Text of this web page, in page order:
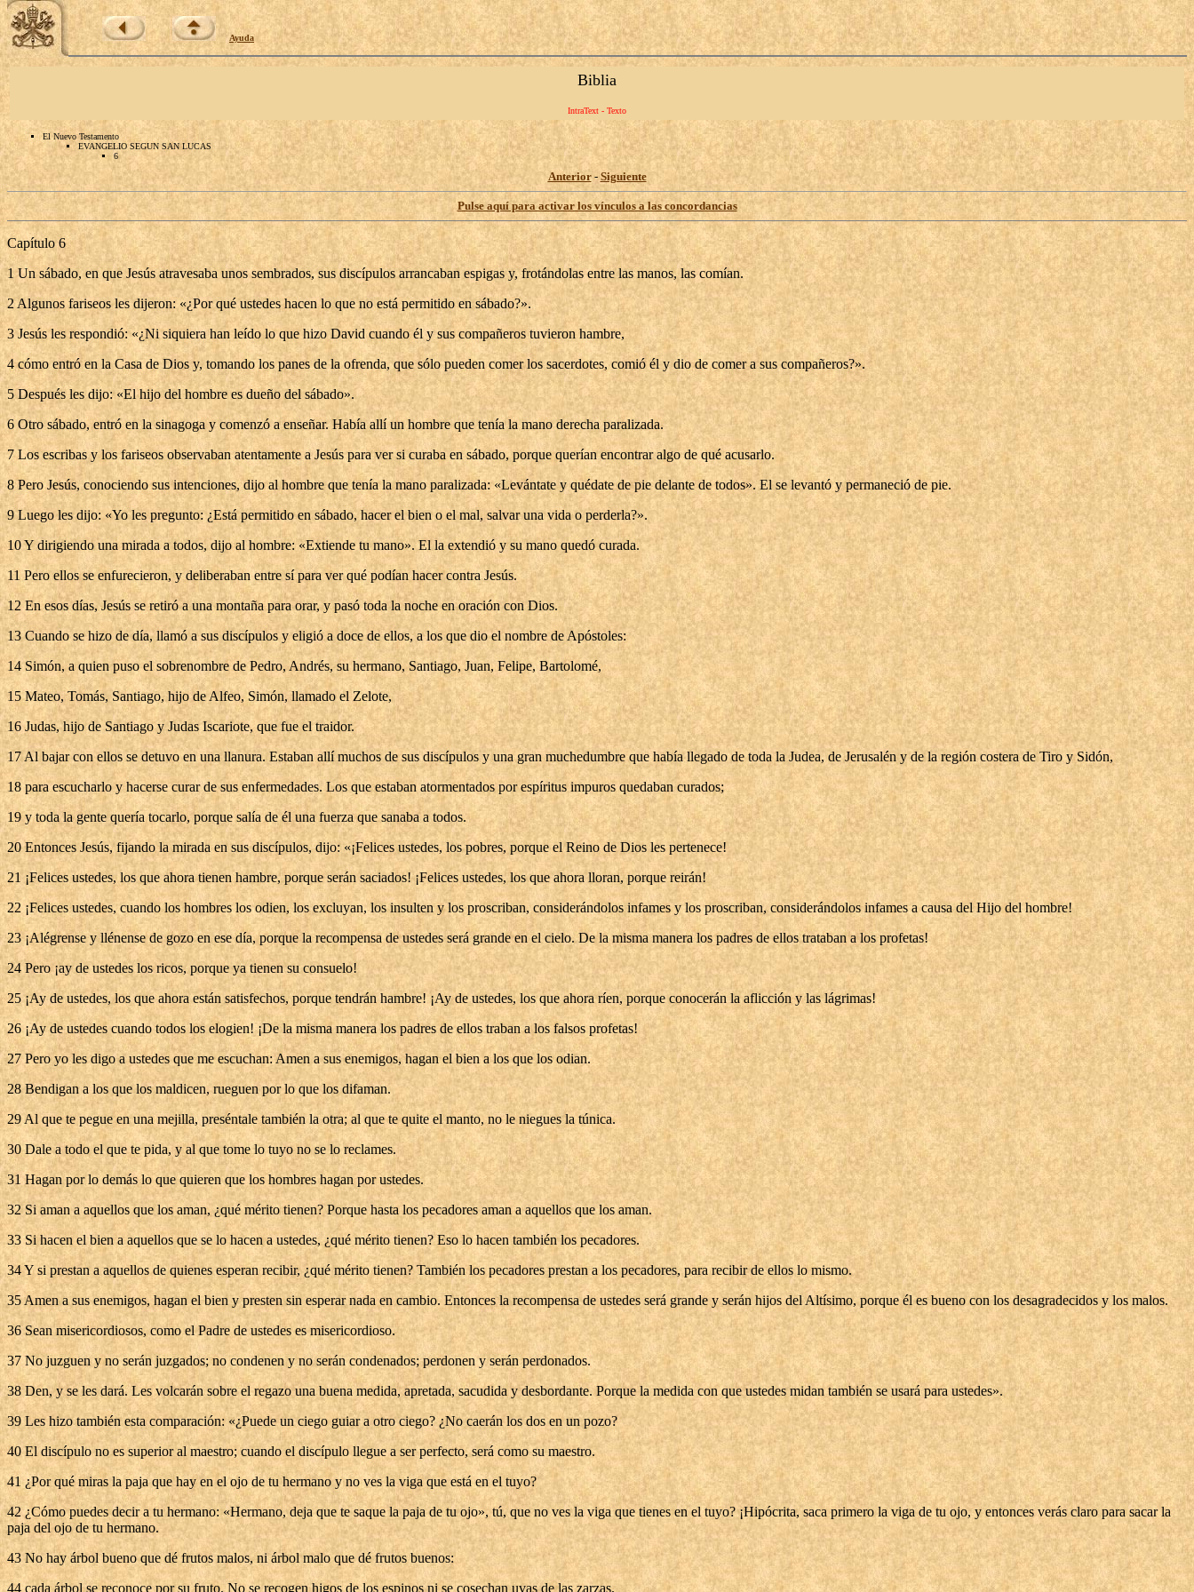
Ayuda
Biblia
IntraText - Texto
El Nuevo Testamento
EVANGELIO SEGUN SAN LUCAS
6
Anterior- Siguiente
Pulse aquí para activar los vínculos a las concordancias
Capítulo 6
1 Un sábado, en que Jesús atravesaba unos sembrados, sus discípulos arrancaban espigas y, frotándolas entre las manos, las comían.
2 Algunos fariseos les dijeron: «¿Por qué ustedes hacen lo que no está permitido en sábado?».
3 Jesús les respondió: «¿Ni siquiera han leído lo que hizo David cuando él y sus compañeros tuvieron hambre,
4 cómo entró en la Casa de Dios y, tomando los panes de la ofrenda, que sólo pueden comer los sacerdotes, comió él y dio de comer a sus compañeros?».
5 Después les dijo: «El hijo del hombre es dueño del sábado».
6 Otro sábado, entró en la sinagoga y comenzó a enseñar. Había allí un hombre que tenía la mano derecha paralizada.
7 Los escribas y los fariseos observaban atentamente a Jesús para ver si curaba en sábado, porque querían encontrar algo de qué acusarlo.
8 Pero Jesús, conociendo sus intenciones, dijo al hombre que tenía la mano paralizada: «Levántate y quédate de pie delante de todos». El se levantó y permaneció de pie.
9 Luego les dijo: «Yo les pregunto: ¿Está permitido en sábado, hacer el bien o el mal, salvar una vida o perderla?».
10 Y dirigiendo una mirada a todos, dijo al hombre: «Extiende tu mano». El la extendió y su mano quedó curada.
11 Pero ellos se enfurecieron, y deliberaban entre sí para ver qué podían hacer contra Jesús.
12 En esos días, Jesús se retiró a una montaña para orar, y pasó toda la noche en oración con Dios.
13 Cuando se hizo de día, llamó a sus discípulos y eligió a doce de ellos, a los que dio el nombre de Apóstoles:
14 Simón, a quien puso el sobrenombre de Pedro, Andrés, su hermano, Santiago, Juan, Felipe, Bartolomé,
15 Mateo, Tomás, Santiago, hijo de Alfeo, Simón, llamado el Zelote,
16 Judas, hijo de Santiago y Judas Iscariote, que fue el traidor.
17 Al bajar con ellos se detuvo en una llanura. Estaban allí muchos de sus discípulos y una gran muchedumbre que había llegado de toda la Judea, de Jerusalén y de la región costera de Tiro y Sidón,
18 para escucharlo y hacerse curar de sus enfermedades. Los que estaban atormentados por espíritus impuros quedaban curados;
19 y toda la gente quería tocarlo, porque salía de él una fuerza que sanaba a todos.
20 Entonces Jesús, fijando la mirada en sus discípulos, dijo: «¡Felices ustedes, los pobres, porque el Reino de Dios les pertenece!
21 ¡Felices ustedes, los que ahora tienen hambre, porque serán saciados! ¡Felices ustedes, los que ahora lloran, porque reirán!
22 ¡Felices ustedes, cuando los hombres los odien, los excluyan, los insulten y los proscriban, considerándolos infames y los proscriban, considerándolos infames a causa del Hijo del hombre!
23 ¡Alégrense y llénense de gozo en ese día, porque la recompensa de ustedes será grande en el cielo. De la misma manera los padres de ellos trataban a los profetas!
24 Pero ¡ay de ustedes los ricos, porque ya tienen su consuelo!
25 ¡Ay de ustedes, los que ahora están satisfechos, porque tendrán hambre! ¡Ay de ustedes, los que ahora ríen, porque conocerán la aflicción y las lágrimas!
26 ¡Ay de ustedes cuando todos los elogien! ¡De la misma manera los padres de ellos traban a los falsos profetas!
27 Pero yo les digo a ustedes que me escuchan: Amen a sus enemigos, hagan el bien a los que los odian.
28 Bendigan a los que los maldicen, rueguen por lo que los difaman.
29 Al que te pegue en una mejilla, preséntale también la otra; al que te quite el manto, no le niegues la túnica.
30 Dale a todo el que te pida, y al que tome lo tuyo no se lo reclames.
31 Hagan por lo demás lo que quieren que los hombres hagan por ustedes.
32 Si aman a aquellos que los aman, ¿qué mérito tienen? Porque hasta los pecadores aman a aquellos que los aman.
33 Si hacen el bien a aquellos que se lo hacen a ustedes, ¿qué mérito tienen? Eso lo hacen también los pecadores.
34 Y si prestan a aquellos de quienes esperan recibir, ¿qué mérito tienen? También los pecadores prestan a los pecadores, para recibir de ellos lo mismo.
35 Amen a sus enemigos, hagan el bien y presten sin esperar nada en cambio. Entonces la recompensa de ustedes será grande y serán hijos del Altísimo, porque él es bueno con los desagradecidos y los malos.
36 Sean misericordiosos, como el Padre de ustedes es misericordioso.
37 No juzguen y no serán juzgados; no condenen y no serán condenados; perdonen y serán perdonados.
38 Den, y se les dará. Les volcarán sobre el regazo una buena medida, apretada, sacudida y desbordante. Porque la medida con que ustedes midan también se usará para ustedes».
39 Les hizo también esta comparación: «¿Puede un ciego guiar a otro ciego? ¿No caerán los dos en un pozo?
40 El discípulo no es superior al maestro; cuando el discípulo llegue a ser perfecto, será como su maestro.
41 ¿Por qué miras la paja que hay en el ojo de tu hermano y no ves la viga que está en el tuyo?
42 ¿Cómo puedes decir a tu hermano: «Hermano, deja que te saque la paja de tu ojo», tú, que no ves la viga que tienes en el tuyo? ¡Hipócrita, saca primero la viga de tu ojo, y entonces verás claro para sacar la
paja del ojo de tu hermano.
43 No hay árbol bueno que dé frutos malos, ni árbol malo que dé frutos buenos:
44 cada árbol se reconoce por su fruto. No se recogen higos de los espinos ni se cosechan uvas de las zarzas.